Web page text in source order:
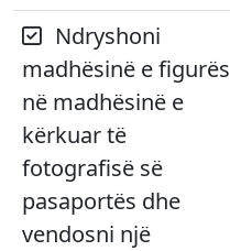
Ndryshoni
madhësinë e figurës
në madhësinë e
kërkuar të
fotografisë së
pasaportës dhe
vendosni një